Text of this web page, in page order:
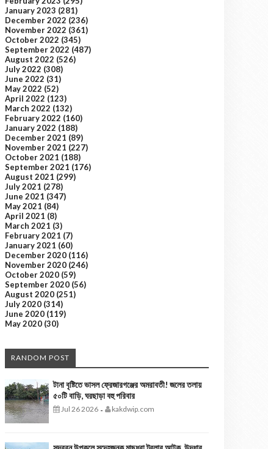
January 2023 (281)
December 2022 (236)
November 2022 (361)
October 2022 (345)
September 2022 (487)
August 2022 (526)
July 2022 (308)
June 2022 (31)
May 2022 (52)
April 2022 (123)
March 2022 (132)
February 2022 (160)
January 2022 (188)
December 2021 (89)
November 2021 (227)
October 2021 (188)
September 2021 (176)
August 2021 (299)
July 2021 (278)
June 2021 (347)
May 2021 (84)
April 2021 (8)
March 2021 (3)
February 2021 (7)
January 2021 (60)
December 2020 (116)
November 2020 (246)
October 2020 (59)
September 2020 (56)
August 2020 (251)
July 2020 (314)
June 2020 (119)
May 2020 (30)
RANDOM POST
টানা বৃষ্টিতে ভাসল ফ্রেজারগঞ্জের অমরাবতী! জলের তলায়
৫০টি বাড়ি, ঘরছাড়া বহু পরিবার
Jul 26 2026 - kakdwip.com